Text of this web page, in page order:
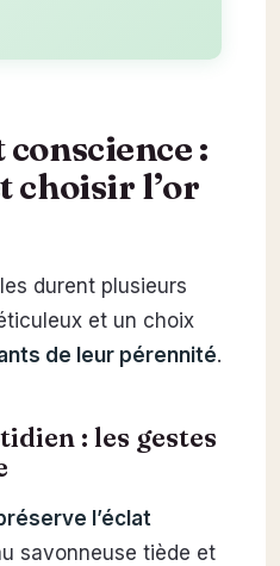
:
choisir l’or
durent plusieurs
et un choix
de leur pérennité.
: les gestes
l’éclat
savonneuse tiède et